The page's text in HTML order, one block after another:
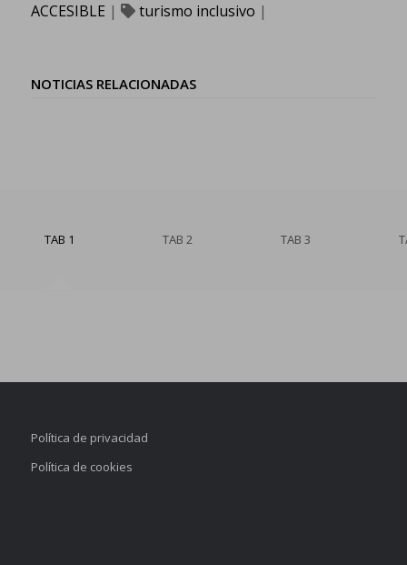
ACCESIBLE | turismo inclusivo |
NOTICIAS RELACIONADAS
TAB 1 TAB 2 TAB 3
Política de privacidad
Política de cookies